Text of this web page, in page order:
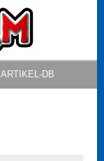
ARTIKEL-DB